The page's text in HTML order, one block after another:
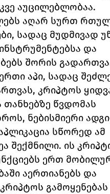
აუცილებლობაა.
აღარ სურთ
სადაც მუდმივად
და
შორის
აპი, სადაც
კრიპტოს
თანხებზე წვდომას
ნებისმიერი
სწორედ ამ
შექმნილი. ის
ერთ
აერთიანებს და
გამოყენებას